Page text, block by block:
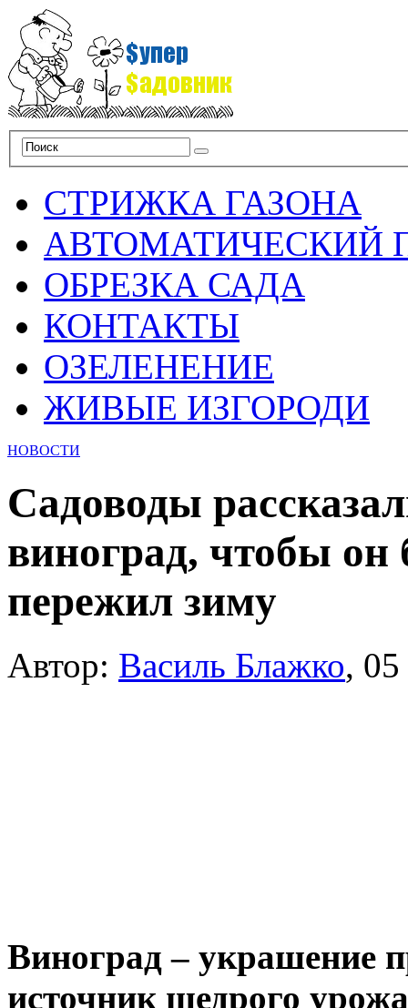
СТРИЖКА ГАЗОНА
АВТОМАТИЧЕСКИЙ
ОБРЕЗКА САДА
КОНТАКТЫ
ОЗЕЛЕНЕНИЕ
ЖИВЫЕ ИЗГОРОДИ
НОВОСТИ
Садоводы
виноград, чтобы он
пережил зиму
Автор: Василь Блажко,
Виноград – украшение
источник щедрого